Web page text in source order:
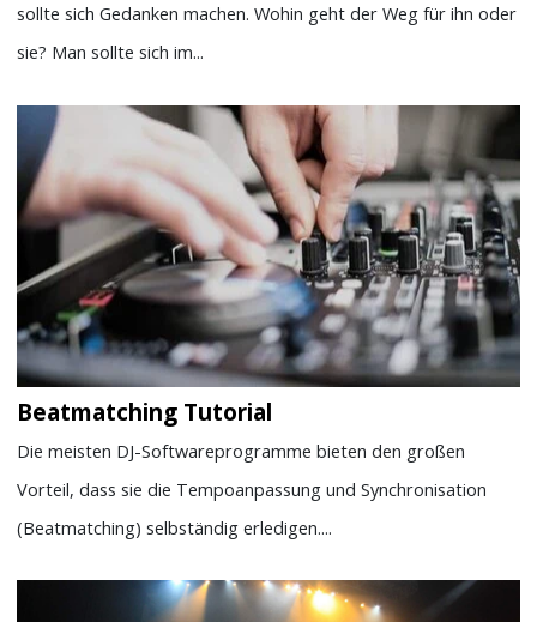
sollte sich Gedanken machen. Wohin geht der Weg für ihn oder
sie? Man sollte sich im...
Beatmatching Tutorial
Die meisten DJ-Softwareprogramme bieten den großen
Vorteil, dass sie die Tempoanpassung und Synchronisation
(Beatmatching) selbständig erledigen....